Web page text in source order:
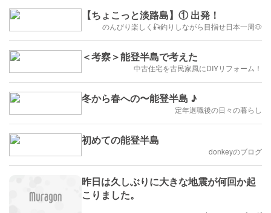
【ちょこっと淡路島】① 出発！
のんびり楽しく🎣釣りしながら目指せ日本一周🐶
＜考察＞能登半島で考えた
中古住宅を古民家風にDIYリフォーム！
冬から春への〜能登半島 ♪
定年退職後の日々の暮らし
初めての能登半島
donkeyのブログ
昨日は久しぶりに大きな地震が何回か起
こりました。